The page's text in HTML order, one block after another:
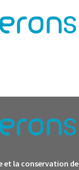
et la conservation